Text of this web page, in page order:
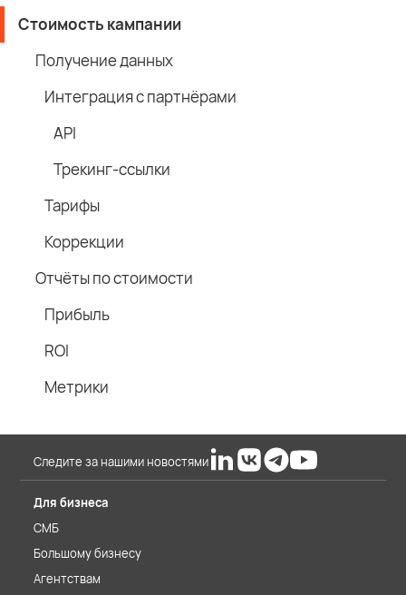
Стоимость кампании
Получение данных
Интеграция с партнёрами
API
Трекинг-ссылки
Тарифы
Коррекции
Отчёты по стоимости
Прибыль
ROI
Метрики
Следите за нашими новостями
Для бизнеса
СМБ
Большому бизнесу
Агентствам